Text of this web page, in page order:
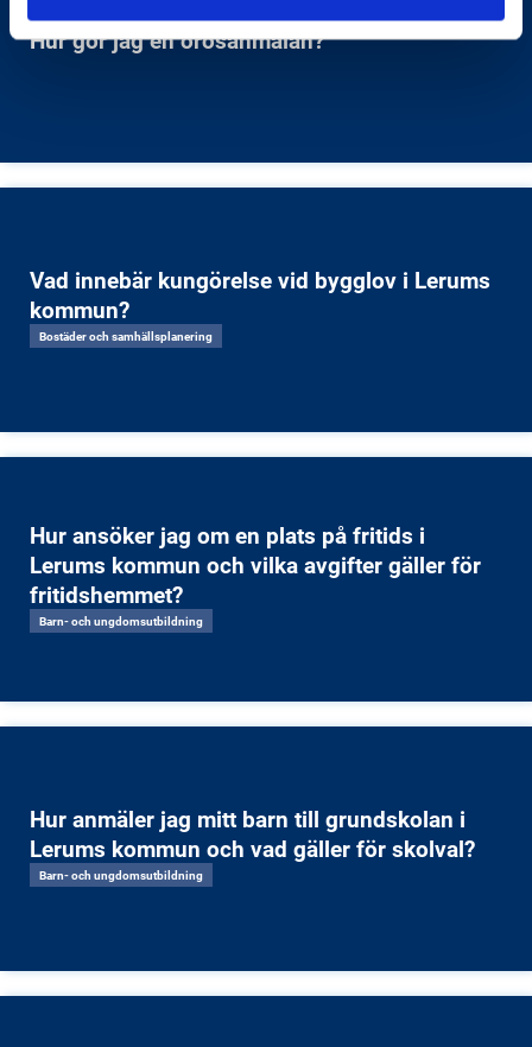
Hur gör jag en orosanmälan?
Vad innebär kungörelse vid bygglov i Lerums
kommun?
Bostäder och samhällsplanering
Hur ansöker jag om en plats på fritids i
Lerums kommun och vilka avgifter gäller för
fritidshemmet?
Barn- och ungdomsutbildning
Hur anmäler jag mitt barn till grundskolan i
Lerums kommun och vad gäller för skolval?
Barn- och ungdomsutbildning